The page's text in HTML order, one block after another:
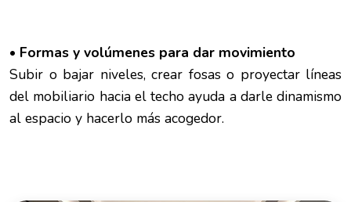
• Formas y volúmenes para dar movimiento
Subir o bajar niveles, crear fosas o proyectar líneas
del mobiliario hacia el techo ayuda a darle dinamismo
al espacio y hacerlo más acogedor.